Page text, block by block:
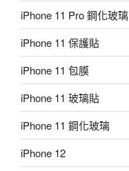
iPhone 11 Pro 鋼化玻璃
iPhone 11 保護貼
iPhone 11 包膜
iPhone 11 玻璃貼
iPhone 11 鋼化玻璃
iPhone 12